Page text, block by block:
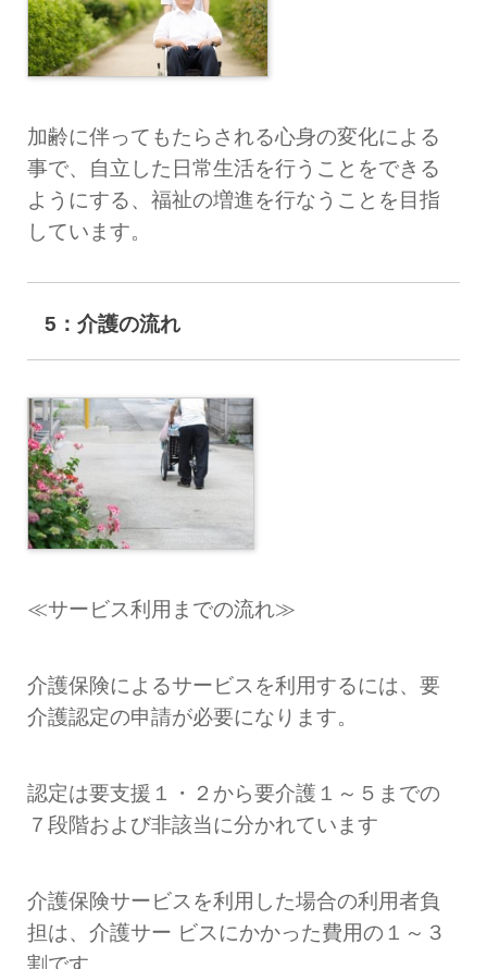
加齢に伴ってもたらされる心身の変化による
事で、自立した日常生活を行うことをできる
ようにする、福祉の増進を行なうことを目指
しています。
5：介護の流れ
≪サービス利用までの流れ≫
介護保険によるサービスを利用するには、要
介護認定の申請が必要になります。
認定は要支援１・２から要介護１～５までの
７段階および非該当に分かれています
介護保険サービスを利用した場合の利用者負
担は、介護サー ビスにかかった費用の１～３